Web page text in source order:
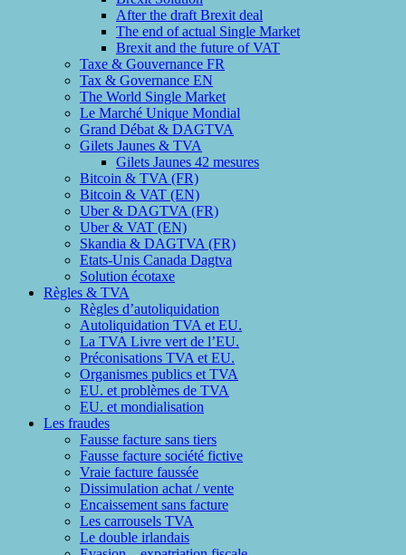
After the draft Brexit deal
The end of actual Single Market
Brexit and the future of VAT
Taxe & Gouvernance FR
Tax & Governance EN
The World Single Market
Le Marché Unique Mondial
Grand Débat & DAGTVA
Gilets Jaunes & TVA
Gilets Jaunes 42 mesures
Bitcoin & TVA (FR)
Bitcoin & VAT (EN)
Uber & DAGTVA (FR)
Uber & VAT (EN)
Skandia & DAGTVA (FR)
Etats-Unis Canada Dagtva
Solution écotaxe
Règles & TVA
Règles d’autoliquidation
Autoliquidation TVA et EU.
La TVA Livre vert de l’EU.
Préconisations TVA et EU.
Organismes publics et TVA
EU. et problèmes de TVA
EU. et mondialisation
Les fraudes
Fausse facture sans tiers
Fausse facture société fictive
Vraie facture faussée
Dissimulation achat / vente
Encaissement sans facture
Les carrousels TVA
Le double irlandais